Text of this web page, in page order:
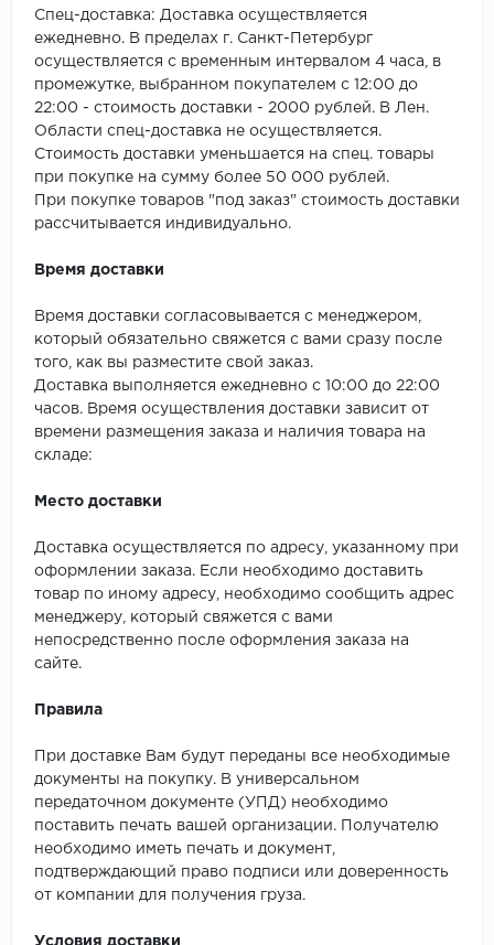
TANTO
Tarkett
Tulesna
Veon
Vinil click
Спец-доставка: Доставка осуществляется
ежедневно. В пределах г. Санкт-Петербург
осуществляется с временным интервалом 4 часа, в
промежутке, выбранном покупателем с 12:00 до
22:00 - стоимость доставки - 2000 рублей. В Лен.
Области спец-доставка не осуществляется.
Стоимость доставки уменьшается на спец. товары
при покупке на сумму более 50 000 рублей.
При покупке товаров "под заказ" стоимость доставки
рассчитывается индивидуально.
Время доставки
Время доставки согласовывается с менеджером,
который обязательно свяжется с вами сразу после
того, как вы разместите свой заказ.
Доставка выполняется ежедневно с 10:00 до 22:00
часов. Время осуществления доставки зависит от
времени размещения заказа и наличия товара на
складе:
Место доставки
Доставка осуществляется по адресу, указанному при
оформлении заказа. Если необходимо доставить
товар по иному адресу, необходимо сообщить адрес
менеджеру, который свяжется с вами
непосредственно после оформления заказа на
сайте.
Правила
При доставке Вам будут переданы все необходимые
документы на покупку. В универсальном
передаточном документе (УПД) необходимо
поставить печать вашей организации. Получателю
необходимо иметь печать и документ,
подтверждающий право подписи или доверенность
от компании для получения груза.
Условия доставки